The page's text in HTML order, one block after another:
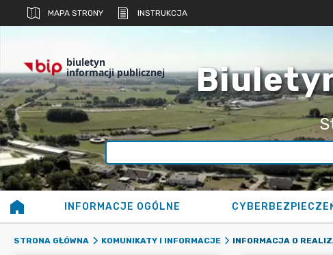
MAPA STRONY INSTRUKCJA
biuletyn
informacji publicznej
INFORMACJE OGÓLNE
STRONA GŁÓWNA KOMUNIKATY I INFORMACJE